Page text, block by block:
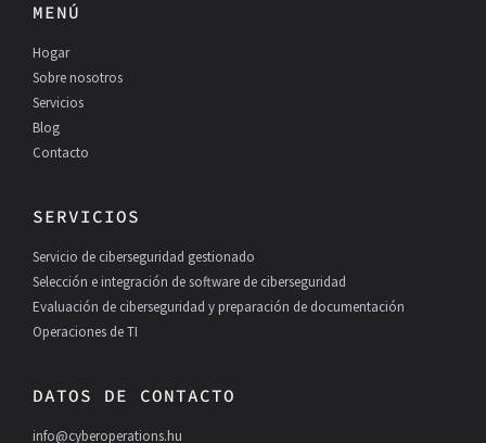
MENÚ
Hogar
Sobre nosotros
Servicios
Blog
Contacto
SERVICIOS
Servicio de ciberseguridad gestionado
Selección e integración de software de ciberseguridad
Evaluación de ciberseguridad y preparación de documentación
Operaciones de TI
DATOS DE CONTACTO
info@cyberoperations.hu